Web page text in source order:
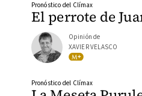
El perrote de
Pronóstico del Clímax
Opinión de
XAVIER VELASCO
Pronóstico del Clímax